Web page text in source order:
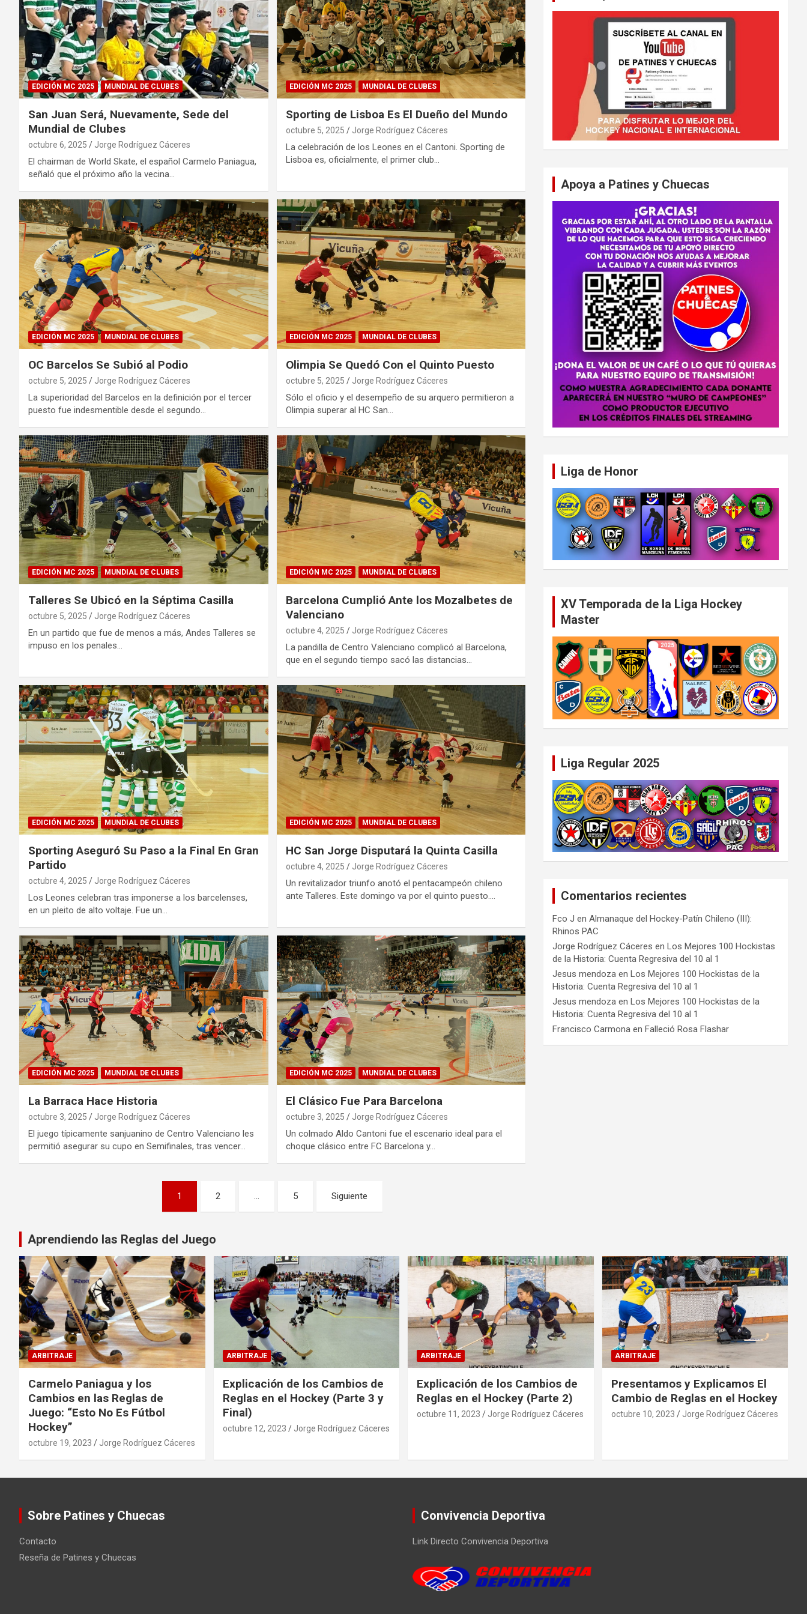
EDICIÓN MC 2025 MUNDIAL DE CLUBES
San Juan Será, Nuevamente, Sede del
Mundial de Clubes
octubre 6, 2025 Jorge Rodríguez Cáceres
El chairman de World Skate, el español Carmelo Paniagua,
señaló que el próximo año la vecina…
EDICIÓN MC 2025 MUNDIAL DE CLUBES
Sporting de Lisboa Es El Dueño del Mundo
octubre 5, 2025 Jorge Rodríguez Cáceres
La celebración de los Leones en el Cantoni. Sporting de
Lisboa es, oficialmente, el primer club…
EDICIÓN MC 2025 MUNDIAL DE CLUBES
OC Barcelos Se Subió al Podio
octubre 5, 2025 Jorge Rodríguez Cáceres
La superioridad del Barcelos en la definición por el tercer
puesto fue indesmentible desde el segundo…
EDICIÓN MC 2025 MUNDIAL DE CLUBES
Olimpia Se Quedó Con el Quinto Puesto
octubre 5, 2025 Jorge Rodríguez Cáceres
Sólo el oficio y el desempeño de su arquero permitieron a
Olimpia superar al HC San…
EDICIÓN MC 2025 MUNDIAL DE CLUBES
Talleres Se Ubicó en la Séptima Casilla
octubre 5, 2025 Jorge Rodríguez Cáceres
En un partido que fue de menos a más, Andes Talleres se
impuso en los penales…
EDICIÓN MC 2025 MUNDIAL DE CLUBES
Barcelona Cumplió Ante los Mozalbetes de
Valenciano
octubre 4, 2025 Jorge Rodríguez Cáceres
La pandilla de Centro Valenciano complicó al Barcelona,
que en el segundo tiempo sacó las distancias…
EDICIÓN MC 2025 MUNDIAL DE CLUBES
Sporting Aseguró Su Paso a la Final En Gran
Partido
octubre 4, 2025 Jorge Rodríguez Cáceres
Los Leones celebran tras imponerse a los barcelenses,
en un pleito de alto voltaje. Fue un…
EDICIÓN MC 2025 MUNDIAL DE CLUBES
HC San Jorge Disputará la Quinta Casilla
octubre 4, 2025 Jorge Rodríguez Cáceres
Un revitalizador triunfo anotó el pentacampeón chileno
ante Talleres. Este domingo va por el quinto puesto.…
EDICIÓN MC 2025 MUNDIAL DE CLUBES
La Barraca Hace Historia
octubre 3, 2025 Jorge Rodríguez Cáceres
El juego típicamente sanjuanino de Centro Valenciano les
permitió asegurar su cupo en Semifinales, tras vencer…
EDICIÓN MC 2025 MUNDIAL DE CLUBES
El Clásico Fue Para Barcelona
octubre 3, 2025 Jorge Rodríguez Cáceres
Un colmado Aldo Cantoni fue el escenario ideal para el
choque clásico entre FC Barcelona y…
entradas
1 2 … 5 Siguiente
Apoya a Patines y Chuecas
Liga de Honor
XV Temporada de la Liga Hockey
Master
Liga Regular 2025
Comentarios recientes
Fco J enAlmanaque del Hockey-Patín Chileno (III):
Rhinos PAC
Jorge Rodríguez Cáceres enLos Mejores 100 Hockistas
de la Historia: Cuenta Regresiva del 10 al 1
Jesus mendoza enLos Mejores 100 Hockistas de la
Historia: Cuenta Regresiva del 10 al 1
Jesus mendoza enLos Mejores 100 Hockistas de la
Historia: Cuenta Regresiva del 10 al 1
Francisco Carmona enFalleció Rosa Flashar
Aprendiendo las Reglas del Juego
ARBITRAJE
Carmelo Paniagua y los
Cambios en las Reglas de
Juego: “Esto No Es Fútbol
Hockey”
octubre 19, 2023 Jorge Rodríguez Cáceres
ARBITRAJE
Explicación de los Cambios de
Reglas en el Hockey (Parte 3 y
Final)
octubre 12, 2023 Jorge Rodríguez Cáceres
ARBITRAJE
Explicación de los Cambios de
Reglas en el Hockey (Parte 2)
octubre 11, 2023 Jorge Rodríguez Cáceres
ARBITRAJE
Presentamos y Explicamos El
Cambio de Reglas en el Hockey
octubre 10, 2023 Jorge Rodríguez Cáceres
Sobre Patines y Chuecas
Contacto
Reseña de Patines y Chuecas
Convivencia Deportiva
Link Directo Convivencia Deportiva